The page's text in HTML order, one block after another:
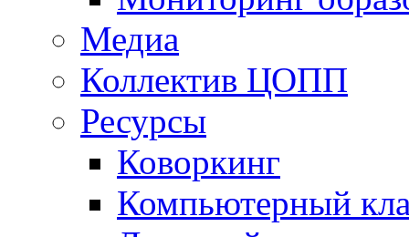
Медиа
Коллектив ЦОПП
Ресурсы
Коворкинг
Компьютерный